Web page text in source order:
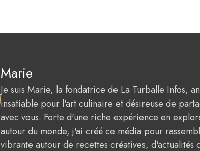
Marie
Je suis Marie, la fondatrice de La Turballe Infos,
insatiable pour l'art culinaire et désireuse de
avec vous. Forte d'une riche expérience en
autour du monde, j'ai créé ce média pour
vibrante autour de recettes créatives, d'actualités